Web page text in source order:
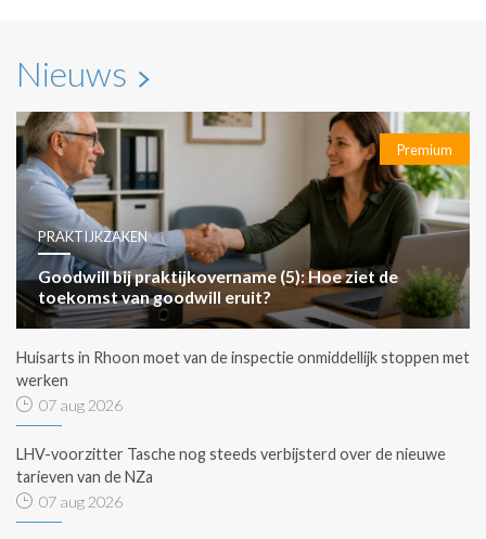
Nieuws
Premium
PRAKTIJKZAKEN
Goodwill bij praktijkovername (5): Hoe ziet de
toekomst van goodwill eruit?
Huisarts in Rhoon moet van de inspectie onmiddellijk stoppen met
werken
07 aug 2026
LHV-voorzitter Tasche nog steeds verbijsterd over de nieuwe
tarieven van de NZa
07 aug 2026